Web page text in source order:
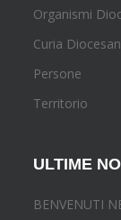
Organismi
Curia
Persone
Territorio
ULTIME
BENVENUTI